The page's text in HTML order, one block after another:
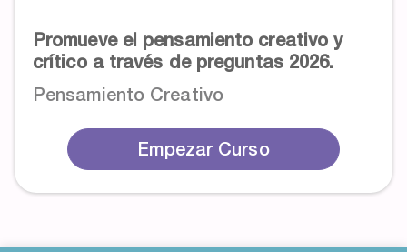
Promueve el pensamiento creativo y
crítico a través de preguntas 2026.
Pensamiento Creativo
Empezar Curso